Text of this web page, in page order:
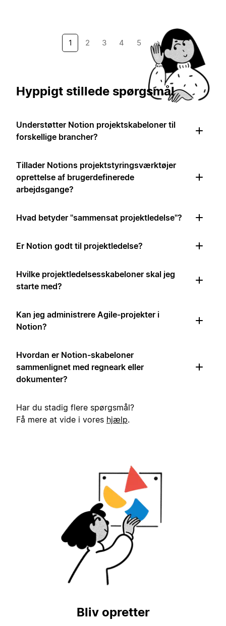
1 2 3 4 5 →
Hyppigt stillede spørgsmål
Understøtter Notion projektskabeloner til
forskellige brancher?
Tillader Notions projektstyringsværktøjer
oprettelse af brugerdefinerede
arbejdsgange?
Hvad betyder "sammensat projektledelse"?
Er Notion godt til projektledelse?
Hvilke projektledelsesskabeloner skal jeg
starte med?
Kan jeg administrere Agile-projekter i
Notion?
Hvordan er Notion-skabeloner
sammenlignet med regneark eller
dokumenter?
Har du stadig flere spørgsmål?
Få mere at vide i vores hjælp.
Bliv opretter